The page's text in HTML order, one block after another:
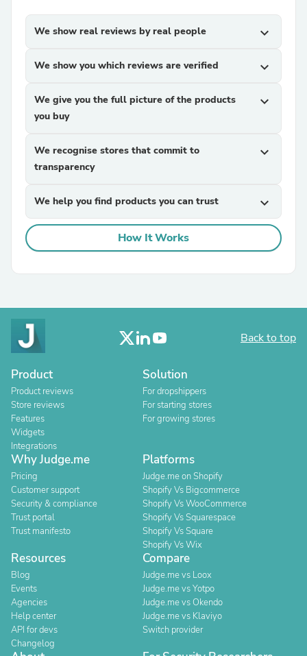
We show real reviews by real people expand_more
We show you which reviews are verified expand_more
We give you the full picture of the products
you buy
expand_more
We recognise stores that commit to
transparency
expand_more
We help you find products you can trust expand_more
How It Works
Back to top
Product
Product reviews
Store reviews
Features
Widgets
Integrations
Solution
For dropshippers
For starting stores
For growing stores
Why Judge.me
Pricing
Customer support
Security & compliance
Trust portal
Trust manifesto
Platforms
Judge.me on Shopify
Shopify Vs Bigcommerce
Shopify Vs WooCommerce
Shopify Vs Squarespace
Shopify Vs Square
Shopify Vs Wix
Resources
Blog
Events
Agencies
Help center
API for devs
Changelog
Compare
Judge.me vs Loox
Judge.me vs Yotpo
Judge.me vs Okendo
Judge.me vs Klaviyo
Switch provider